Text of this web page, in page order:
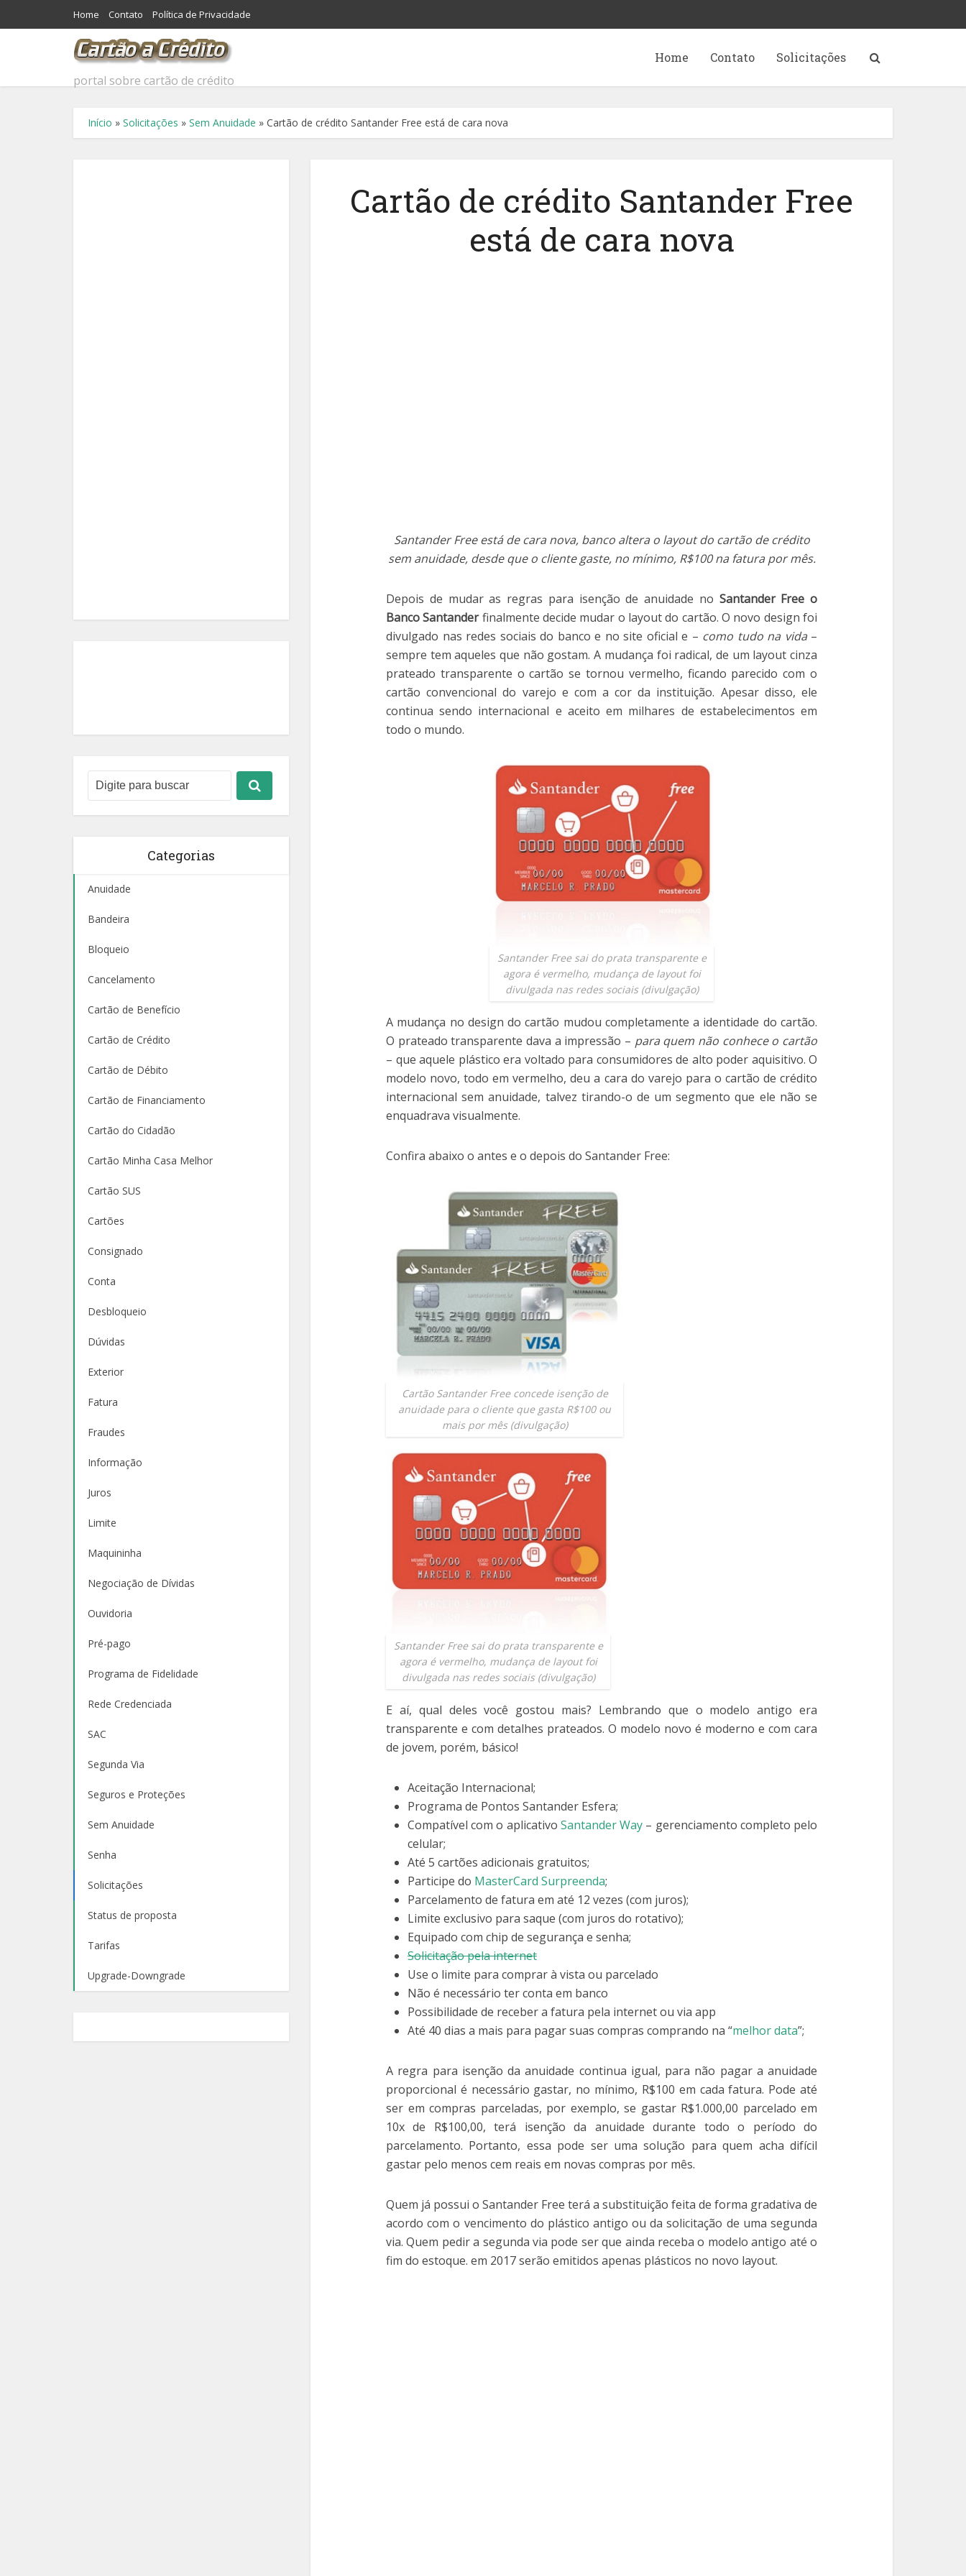
Home Contato Política de Privacidade
portal sobre cartão de crédito
Home Contato Solicitações
Início » Solicitações » Sem Anuidade » Cartão de crédito Santander Free está de cara nova
Categorias
Anuidade
Bandeira
Bloqueio
Cancelamento
Cartão de Benefício
Cartão de Crédito
Cartão de Débito
Cartão de Financiamento
Cartão do Cidadão
Cartão Minha Casa Melhor
Cartão SUS
Cartões
Consignado
Conta
Desbloqueio
Dúvidas
Exterior
Fatura
Fraudes
Informação
Juros
Limite
Maquininha
Negociação de Dívidas
Ouvidoria
Pré-pago
Programa de Fidelidade
Rede Credenciada
SAC
Segunda Via
Seguros e Proteções
Sem Anuidade
Senha
Solicitações
Status de proposta
Tarifas
Upgrade-Downgrade
Cartão de crédito Santander Free
está de cara nova
Santander Free está de cara nova, banco altera o layout do cartão de crédito
sem anuidade, desde que o cliente gaste, no mínimo, R$100 na fatura por mês.
Depois de mudar as regras para isenção de anuidade no Santander Free o
Banco Santanderfinalmente decide mudar o layout do cartão. O novo design foi
divulgado nas redes sociais do banco e no site oficial e – como tudo na vida–
sempre tem aqueles que não gostam. A mudança foi radical, de um layout cinza
prateado transparente o cartão se tornou vermelho, ficando parecido com o
cartão convencional do varejo e com a cor da instituição. Apesar disso, ele
continua sendo internacional e aceito em milhares de estabelecimentos em
todo o mundo.
Santander Free sai do prata transparente e
agora é vermelho, mudança de layout foi
divulgada nas redes sociais (divulgação)
A mudança no design do cartão mudou completamente a identidade do cartão.
O prateado transparente dava a impressão – para quem não conhece o cartão
– que aquele plástico era voltado para consumidores de alto poder aquisitivo. O
modelo novo, todo em vermelho, deu a cara do varejo para o cartão de crédito
internacional sem anuidade, talvez tirando-o de um segmento que ele não se
enquadrava visualmente.
Confira abaixo o antes e o depois do Santander Free:
Cartão Santander Free concede isenção de
anuidade para o cliente que gasta R$100 ou
mais por mês (divulgação)
Santander Free sai do prata transparente e
agora é vermelho, mudança de layout foi
divulgada nas redes sociais (divulgação)
E aí, qual deles você gostou mais? Lembrando que o modelo antigo era
transparente e com detalhes prateados. O modelo novo é moderno e com cara
de jovem, porém, básico!
Aceitação Internacional;
Programa de Pontos Santander Esfera;
Compatível com o aplicativo Santander Way – gerenciamento completo pelo
celular;
Até 5 cartões adicionais gratuitos;
Participe do MasterCard Surpreenda;
Parcelamento de fatura em até 12 vezes (com juros);
Limite exclusivo para saque (com juros do rotativo);
Equipado com chip de segurança e senha;
Solicitação pela internet
Use o limite para comprar à vista ou parcelado
Não é necessário ter conta em banco
Possibilidade de receber a fatura pela internet ou via app
Até 40 dias a mais para pagar suas compras comprando na “melhor data”;
A regra para isenção da anuidade continua igual, para não pagar a anuidade
proporcional é necessário gastar, no mínimo, R$100 em cada fatura. Pode até
ser em compras parceladas, por exemplo, se gastar R$1.000,00 parcelado em
10x de R$100,00, terá isenção da anuidade durante todo o período do
parcelamento. Portanto, essa pode ser uma solução para quem acha difícil
gastar pelo menos cem reais em novas compras por mês.
Quem já possui o Santander Free terá a substituição feita de forma gradativa de
acordo com o vencimento do plástico antigo ou da solicitação de uma segunda
via. Quem pedir a segunda via pode ser que ainda receba o modelo antigo até o
fim do estoque. em 2017 serão emitidos apenas plásticos no novo layout.